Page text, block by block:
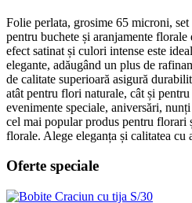
Folie perlata, grosime 65 microni,
pentru buchete și aranjamente
efect satinat și culori intense este
elegante, adăugând un plus de
de calitate superioară asigură
atât pentru flori naturale, cât și
evenimente speciale, aniversări,
cel mai popular produs pentru florari
florale. Alege eleganța și calitatea cu
Oferte speciale